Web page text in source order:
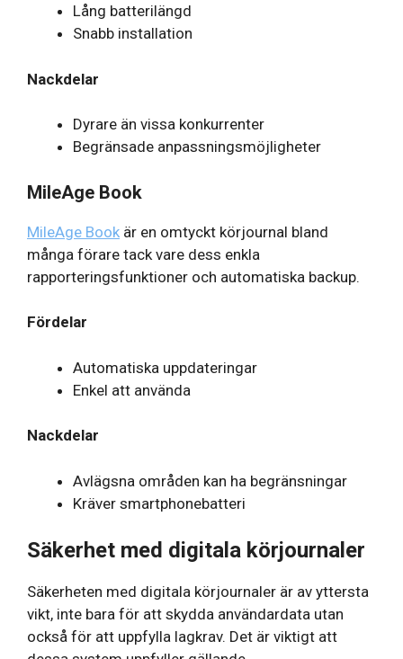
Lång batterilängd
Snabb installation
Nackdelar
Dyrare än vissa konkurrenter
Begränsade anpassningsmöjligheter
MileAge Book
MileAge Book är en omtyckt körjournal bland
många förare tack vare dess enkla
rapporteringsfunktioner och automatiska backup.
Fördelar
Automatiska uppdateringar
Enkel att använda
Nackdelar
Avlägsna områden kan ha begränsningar
Kräver smartphonebatteri
Säkerhet med digitala körjournaler
Säkerheten med digitala körjournaler är av yttersta
vikt, inte bara för att skydda användardata utan
också för att uppfylla lagkrav. Det är viktigt att